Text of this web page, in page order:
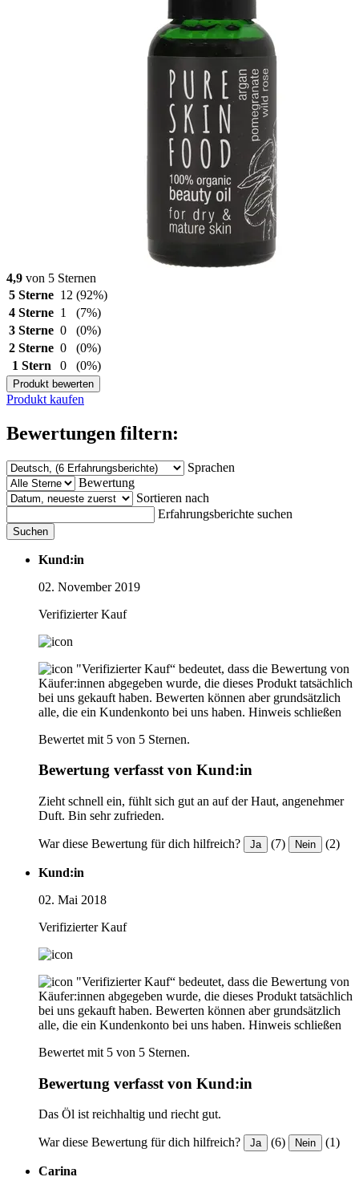
4,9 von 5 Sternen
5 Sterne 12 (92%)
4 Sterne 1
(7%)
3 Sterne 0
(0%)
2 Sterne 0
(0%)
1 Stern
0 (0%)
Produkt bewerten
Produkt kaufen
Bewertungen filtern:
Sprachen
Bewertung
Sortieren nach
Erfahrungsberichte suchen
Suchen
Kund:in
02. November 2019
Verifizierter Kauf
"Verifizierter Kauf“ bedeutet, dass die Bewertung von
Käufer:innen abgegeben wurde, die dieses Produkt tatsächlich
bei uns gekauft haben. Bewerten können aber grundsätzlich
alle, die ein Kundenkonto bei uns haben. Hinweis schließen
Bewertet mit 5 von 5 Sternen.
Bewertung verfasst von Kund:in
Zieht schnell ein, fühlt sich gut an auf der Haut, angenehmer
Duft. Bin sehr zufrieden.
War diese Bewertung für dich hilfreich? Ja (7) Nein (2)
Kund:in
02. Mai 2018
Verifizierter Kauf
"Verifizierter Kauf“ bedeutet, dass die Bewertung von
Käufer:innen abgegeben wurde, die dieses Produkt tatsächlich
bei uns gekauft haben. Bewerten können aber grundsätzlich
alle, die ein Kundenkonto bei uns haben. Hinweis schließen
Bewertet mit 5 von 5 Sternen.
Bewertung verfasst von Kund:in
Das Öl ist reichhaltig und riecht gut.
War diese Bewertung für dich hilfreich? Ja (6) Nein (1)
Carina